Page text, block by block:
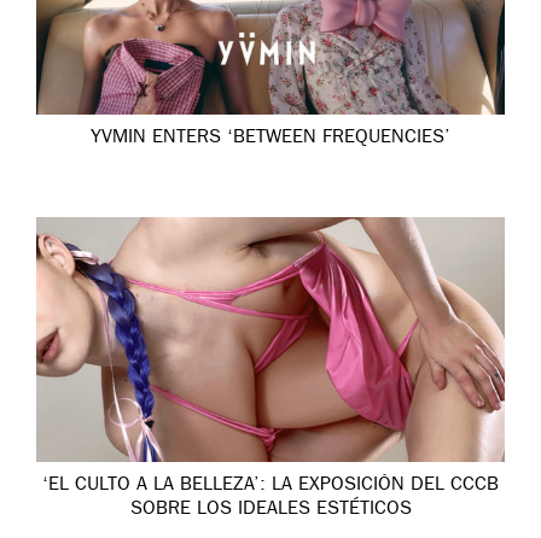
YVMIN ENTERS ‘BETWEEN FREQUENCIES’
‘EL CULTO A LA BELLEZA’: LA EXPOSICIÓN DEL CCCB
SOBRE LOS IDEALES ESTÉTICOS